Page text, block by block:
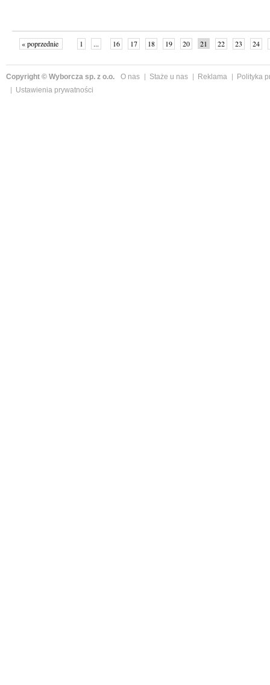
« poprzednie 1 ... 16 17 18 19 20 21 22 23 24
Copyright © Wyborcza sp. z o.o. O nas Staże u nas Reklama
Polityka
Ustawienia prywatności